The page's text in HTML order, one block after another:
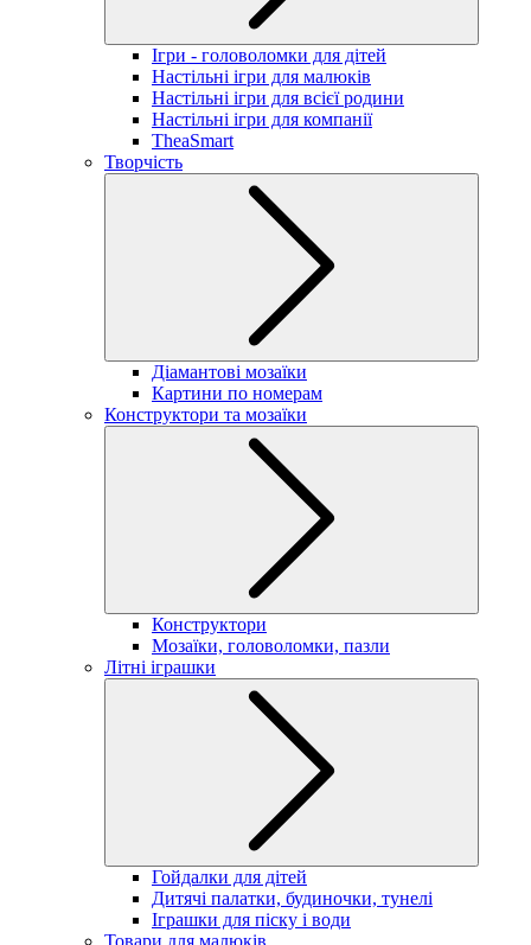
Ігри - головоломки для дітей
Настільні ігри для малюків
Настільні ігри для всієї родини
Настільні ігри для компанії
TheaSmart
Творчість
Діамантові мозаїки
Картини по номерам
Конструктори та мозаїки
Конструктори
Мозаїки, головоломки, пазли
Літні іграшки
Гойдалки для дітей
Дитячі палатки, будиночки, тунелі
Іграшки для піску і води
Товари для малюків